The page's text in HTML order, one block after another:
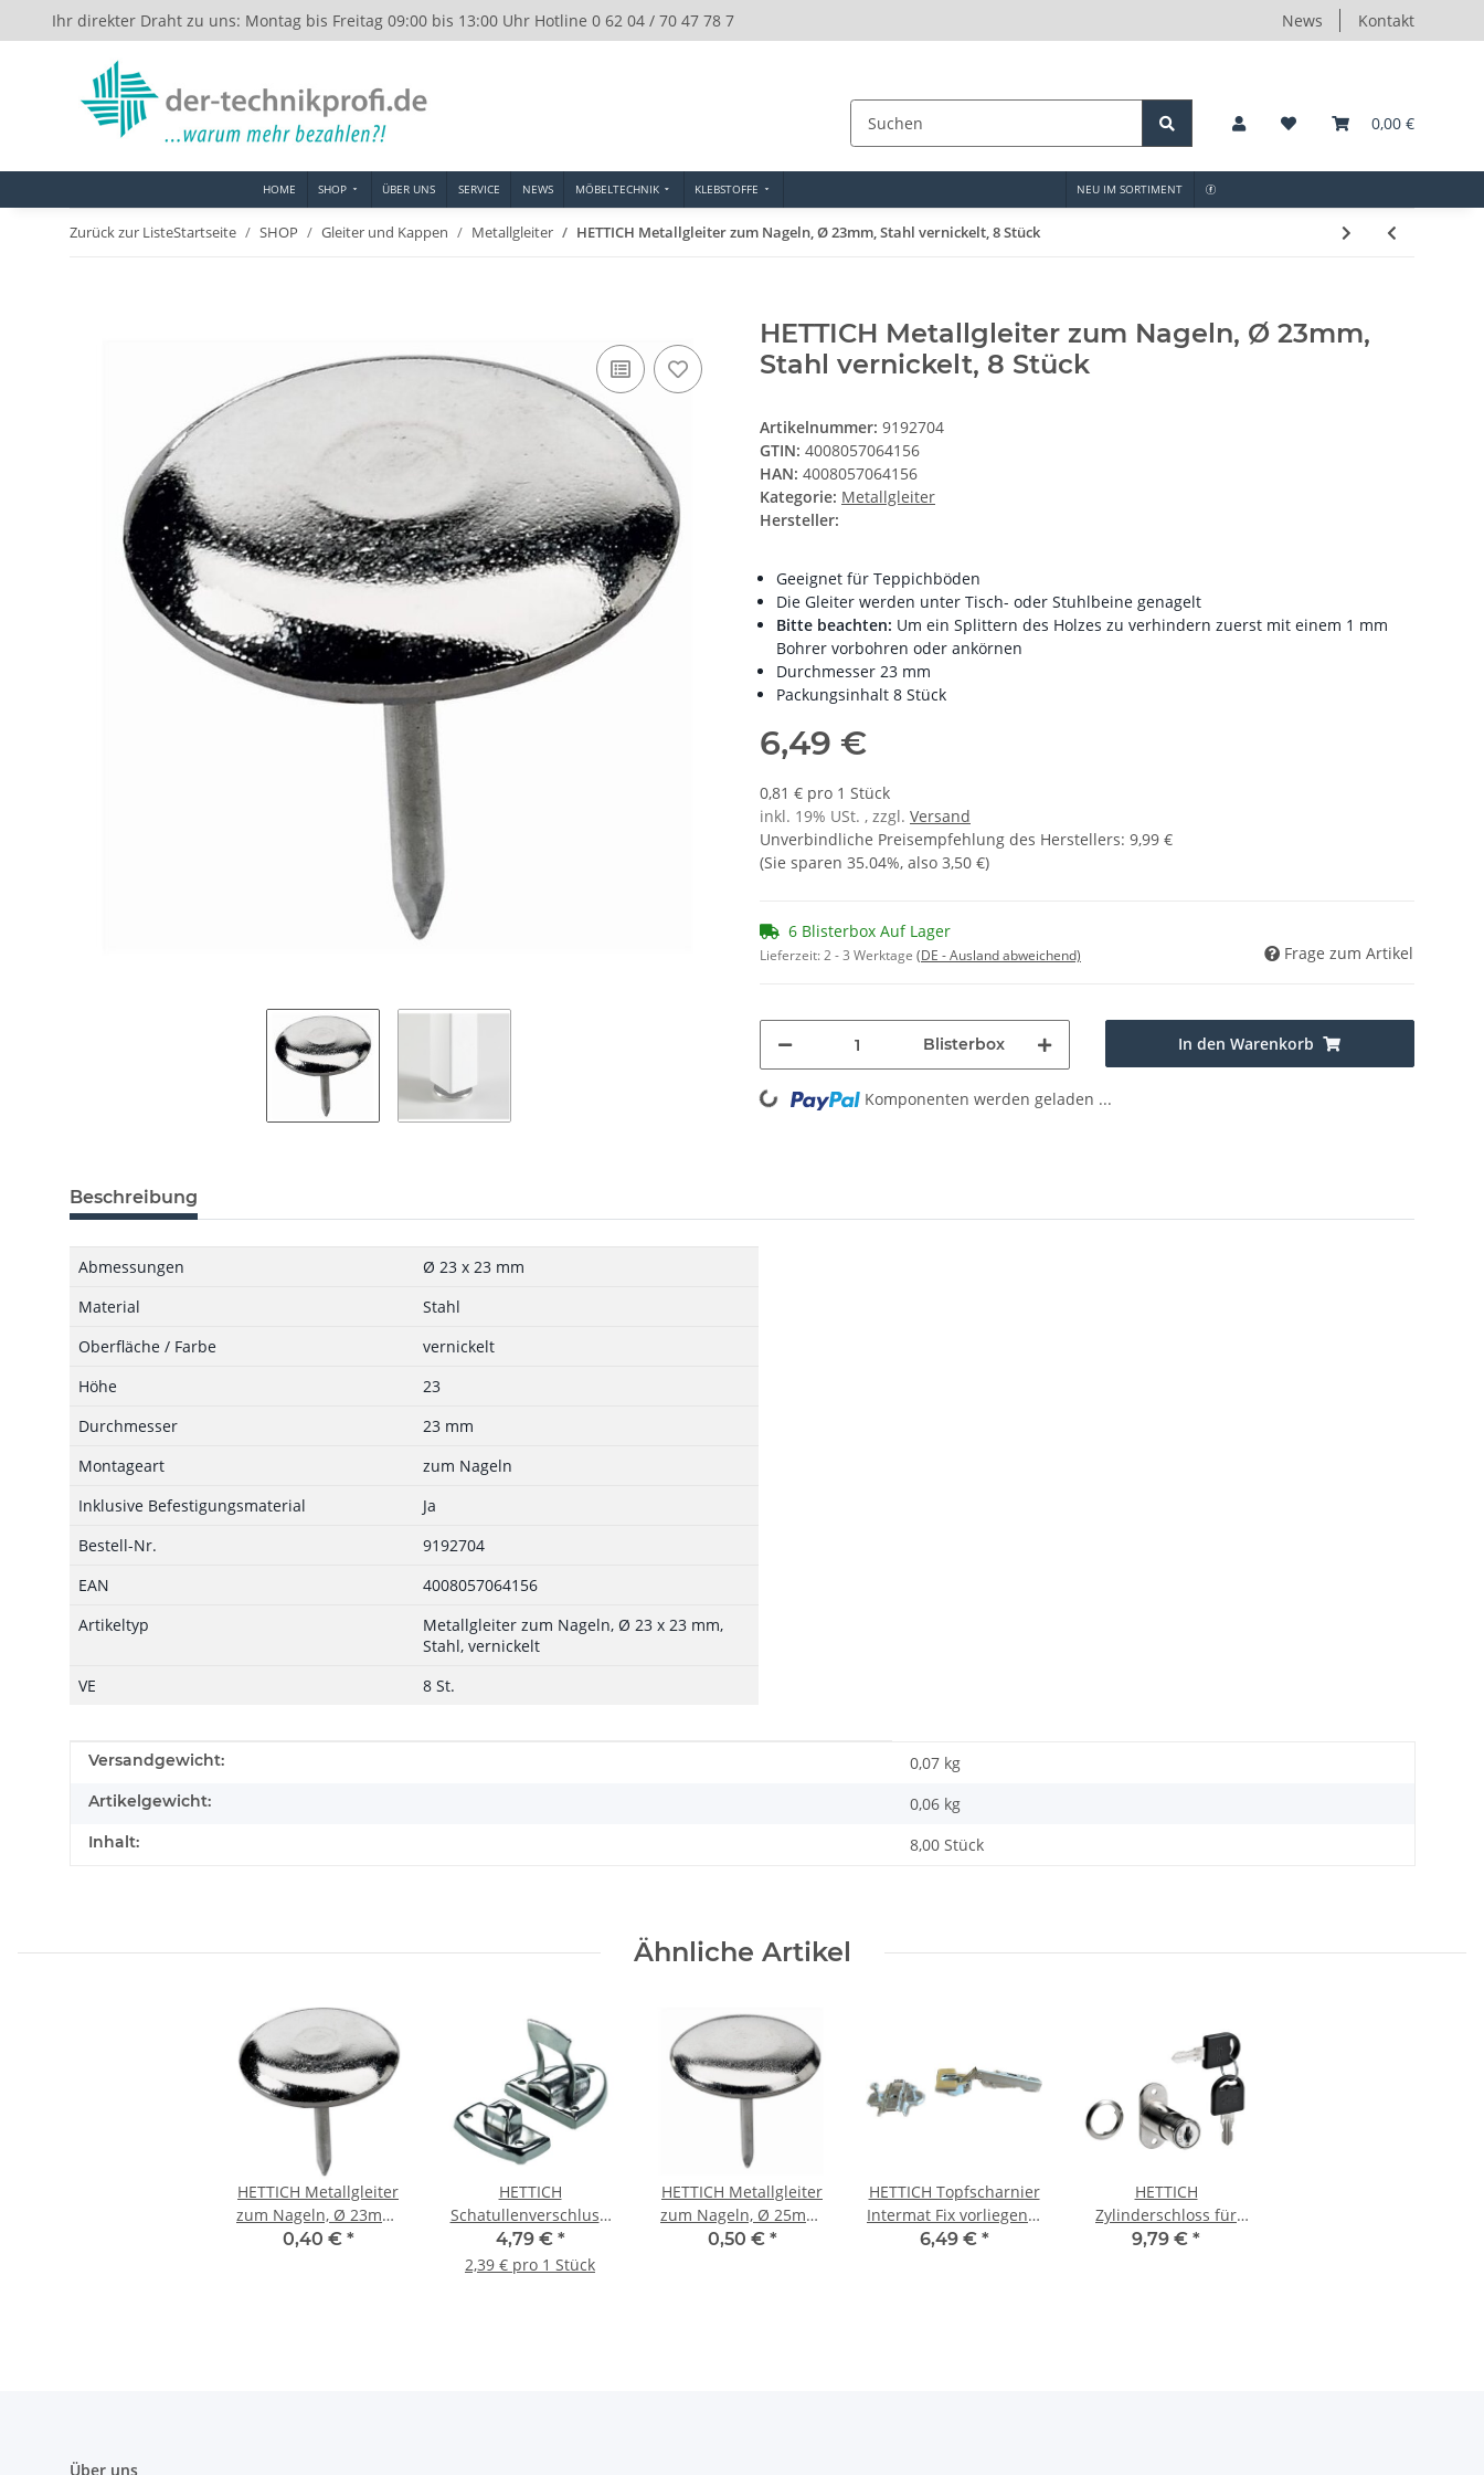
Ihr direkter Draht zu uns: Montag bis Freitag 09:00 bis 13:00 Uhr Hotline 0 62 04 / 70 47 78 7 News Kontakt
0,00 €
HOME SHOP ÜBER UNS SERVICE NEWS MÖBELTECHNIK KLEBSTOFFE NEU IM SORTIMENT
Zurück zur ListeStartseite SHOP Gleiter und Kappen Metallgleiter HETTICH Metallgleiter zum Nageln, Ø 23mm, Stahl vernickelt, 8 Stück
HETTICH Metallgleiter zum Nageln, Ø 23mm,
Stahl vernickelt, 8 Stück
Artikelnummer: 9192704
GTIN: 4008057064156
HAN: 4008057064156
Kategorie: Metallgleiter
Hersteller:
Geeignet für Teppichböden
Die Gleiter werden unter Tisch- oder Stuhlbeine genagelt
Bitte beachten: Um ein Splittern des Holzes zu verhindern zuerst mit einem 1 mm
Bohrer vorbohren oder ankörnen
Durchmesser 23 mm
Packungsinhalt 8 Stück
6,49 €
0,81 € pro 1 Stück
inkl. 19% USt. , zzgl. Versand
Unverbindliche Preisempfehlung des Herstellers: 9,99 €
(Sie sparen 35.04%, also 3,50 €)
6 Blisterbox Auf Lager
Lieferzeit:2 - 3 Werktage (DE - Ausland abweichend) Frage zum Artikel
Blisterbox In den Warenkorb
Loading... Komponenten werden geladen ...
Beschreibung
Abmessungen
Ø 23 x 23 mm
Material
Stahl
Oberfläche / Farbe
vernickelt
Höhe
23
Durchmesser
23 mm
Montageart
zum Nageln
Inklusive Befestigungsmaterial
Ja
Bestell-Nr.
9192704
EAN
4008057064156
Artikeltyp
Metallgleiter zum Nageln, Ø 23 x 23 mm,
Stahl, vernickelt
VE
8 St.
Produkteigenschaft
Wert
Versandgewicht: 0,07 kg
Artikelgewicht: 0,06 kg
Inhalt: 8,00 Stück
Ähnliche Artikel
HETTICH Metallgleiter
zum Nageln, Ø 23mm,
vernickelt
0,40 € *
HETTICH
Schatullenverschluss,
23 x 35mm, vernickelt, 2
Stück
4,79 € *
2,39 € pro 1 Stück
HETTICH Metallgleiter
zum Nageln, Ø 25mm,
vernickelt
0,50 € *
HETTICH Topfscharnier
Intermat Fix vorliegend,
vernickelt, 35 mm
6,49 € *
HETTICH
Zylinderschloss für
zwei Türen, Zylinder Ø
9,79 € *
Über uns